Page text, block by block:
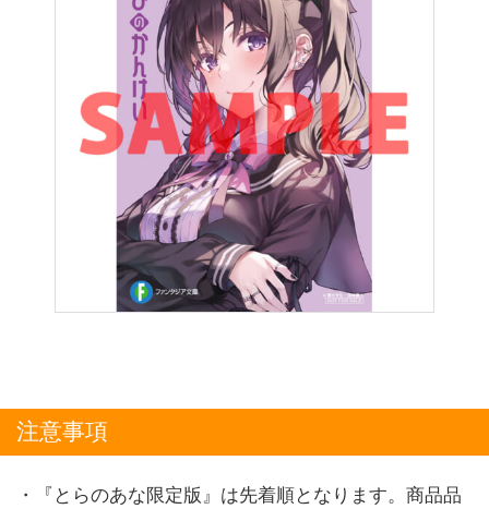
注意事項
・『とらのあな限定版』は先着順となります。商品品